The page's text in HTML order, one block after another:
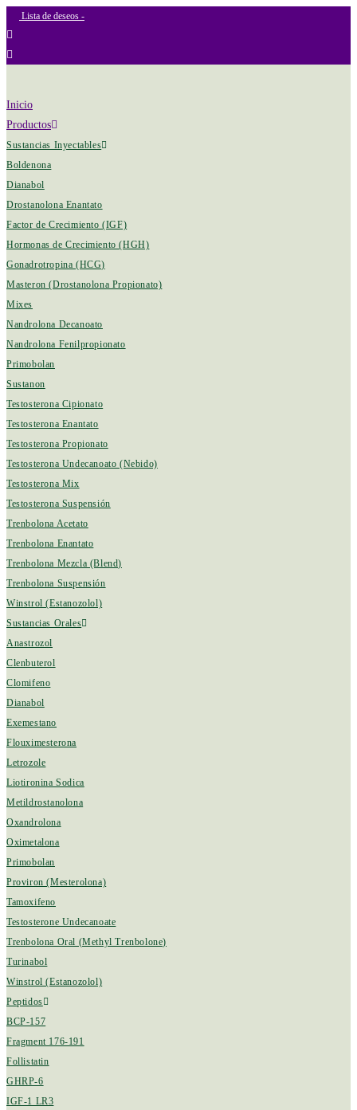
Lista de deseos -
Inicio
Productos
Sustancias Inyectables
Boldenona
Dianabol
Drostanolona Enantato
Factor de Crecimiento (IGF)
Hormonas de Crecimiento (HGH)
Gonadrotropina (HCG)
Masteron (Drostanolona Propionato)
Mixes
Nandrolona Decanoato
Nandrolona Fenilpropionato
Primobolan
Sustanon
Testosterona Cipionato
Testosterona Enantato
Testosterona Propionato
Testosterona Undecanoato (Nebido)
Testosterona Mix
Testosterona Suspensión
Trenbolona Acetato
Trenbolona Enantato
Trenbolona Mezcla (Blend)
Trenbolona Suspensión
Winstrol (Estanozolol)
Sustancias Orales
Anastrozol
Clenbuterol
Clomifeno
Dianabol
Exemestano
Flouximesterona
Letrozole
Liotironina Sodica
Metildrostanolona
Oxandrolona
Oximetalona
Primobolan
Proviron (Mesterolona)
Tamoxifeno
Testosterone Undecanoate
Trenbolona Oral (Methyl Trenbolone)
Turinabol
Winstrol (Estanozolol)
Peptidos
BCP-157
Fragment 176-191
Follistatin
GHRP-6
IGF-1 LR3